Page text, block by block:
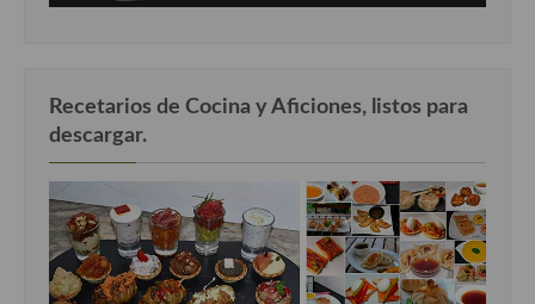
Recetarios de Cocina y Aficiones, listos para
descargar.